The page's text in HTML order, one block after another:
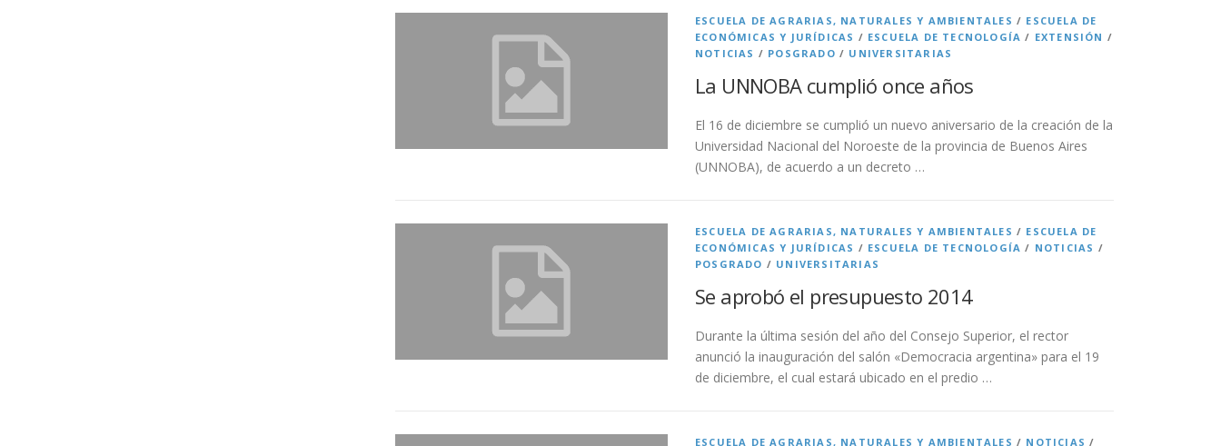
ESCUELA DE AGRARIAS, NATURALES Y AMBIENTALES / ESCUELA DE
ECONÓMICAS Y JURÍDICAS / ESCUELA DE TECNOLOGÍA / EXTENSIÓN /
NOTICIAS / POSGRADO / UNIVERSITARIAS
La UNNOBA cumplió once años
El 16 de diciembre se cumplió un nuevo aniversario de la creación de la
Universidad Nacional del Noroeste de la provincia de Buenos Aires
(UNNOBA), de acuerdo a un decreto …
ESCUELA DE AGRARIAS, NATURALES Y AMBIENTALES / ESCUELA DE
ECONÓMICAS Y JURÍDICAS / ESCUELA DE TECNOLOGÍA / NOTICIAS /
POSGRADO / UNIVERSITARIAS
Se aprobó el presupuesto 2014
Durante la última sesión del año del Consejo Superior, el rector
anunció la inauguración del salón «Democracia argentina» para el 19
de diciembre, el cual estará ubicado en el predio …
ESCUELA DE AGRARIAS, NATURALES Y AMBIENTALES / NOTICIAS /